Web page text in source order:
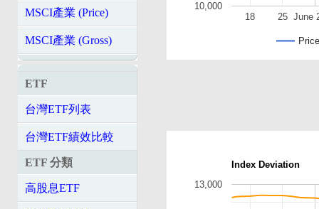
MSCI產業 (Price)
MSCI產業 (Gross)
ETF
台灣ETF列表
台灣ETF績效比較
ETF 分類
高股息ETF
Price
June
18 25
10,000
Index Deviation
13,000